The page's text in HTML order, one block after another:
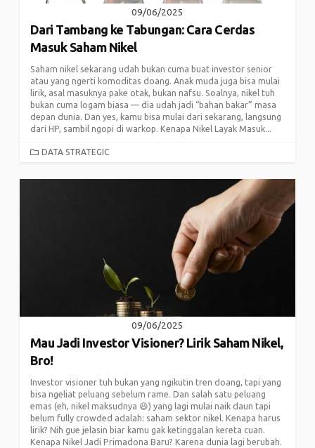
09/06/2025
Dari Tambang ke Tabungan: Cara Cerdas
Masuk Saham Nikel
Saham nikel sekarang udah bukan cuma buat investor senior
atau yang ngerti komoditas doang. Anak muda juga bisa mulai
lirik, asal masuknya pake otak, bukan nafsu. Soalnya, nikel tuh
bukan cuma logam biasa — dia udah jadi “bahan bakar” masa
depan dunia. Dan yes, kamu bisa mulai dari sekarang, langsung
dari HP, sambil ngopi di warkop. Kenapa Nikel Layak Masuk...
CATEGORIES
DATA STRATEGIC
09/06/2025
Mau Jadi Investor Visioner? Lirik Saham Nikel,
Bro!
Investor visioner tuh bukan yang ngikutin tren doang, tapi yang
bisa ngeliat peluang sebelum rame. Dan salah satu peluang
emas (eh, nikel maksudnya 😆) yang lagi mulai naik daun tapi
belum fully crowded adalah: saham sektor nikel. Kenapa harus
lirik? Nih gue jelasin biar kamu gak ketinggalan kereta cuan.
Kenapa Nikel Jadi Primadona Baru? Karena dunia lagi berubah.